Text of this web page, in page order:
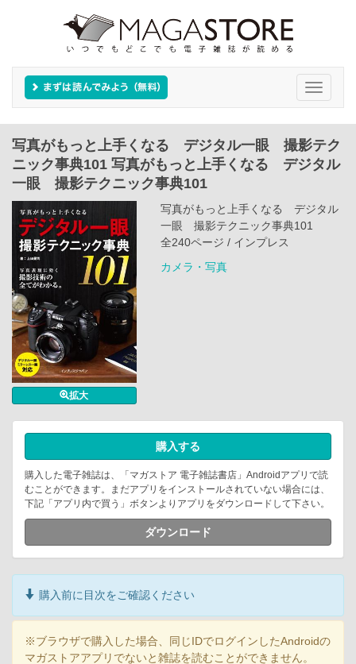
Toggle
写真がもっと上手くなる デジタル一眼 撮影テク
ニック事典101 写真がもっと上手くなる デジタル
一眼 撮影テクニック事典101
拡大
写真がもっと上手くなる デジタル
一眼 撮影テクニック事典101
全240ページ / インプレス
カメラ・写真
購入する
購入した電子雑誌は、「マガストア 電子雑誌書店」Androidアプリで読
むことができます。まだアプリをインストールされていない場合には、
下記「アプリ内で買う」ボタンよりアプリをダウンロードして下さい。
ダウンロード
購入前に目次をご確認ください
※ブラウザで購入した場合、同じIDでログインしたAndroidの
マガストアアプリでないと雑誌を読むことができません。